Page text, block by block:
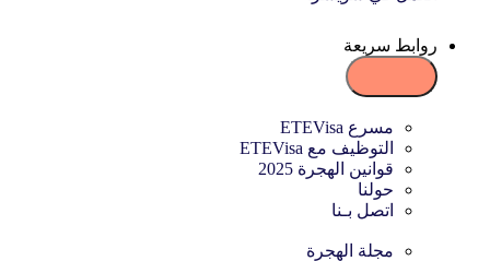
روابط سريعة
مسرع ETEVisa
التوظيف مع ETEVisa
قوانين الهجرة 2025
حولنا
اتصل بـنا
مجلة الهجرة